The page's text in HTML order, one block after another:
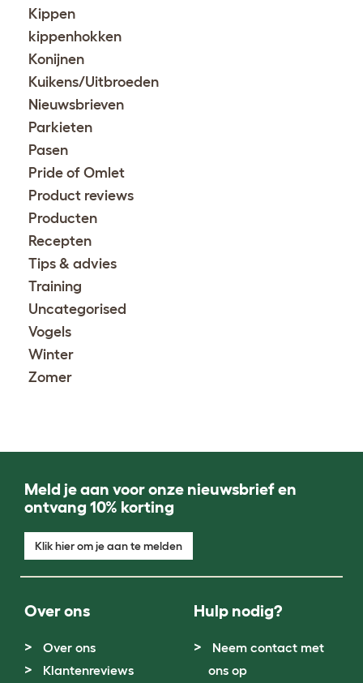
Kippen
kippenhokken
Konijnen
Kuikens/Uitbroeden
Nieuwsbrieven
Parkieten
Pasen
Pride of Omlet
Product reviews
Producten
Recepten
Tips & advies
Training
Uncategorised
Vogels
Winter
Zomer
Meld je aan voor onze nieuwsbrief en
ontvang 10% korting
Klik hier om je aan te melden
Over ons
Over ons
Klantenreviews
Hulp nodig?
Neem contact met
ons op